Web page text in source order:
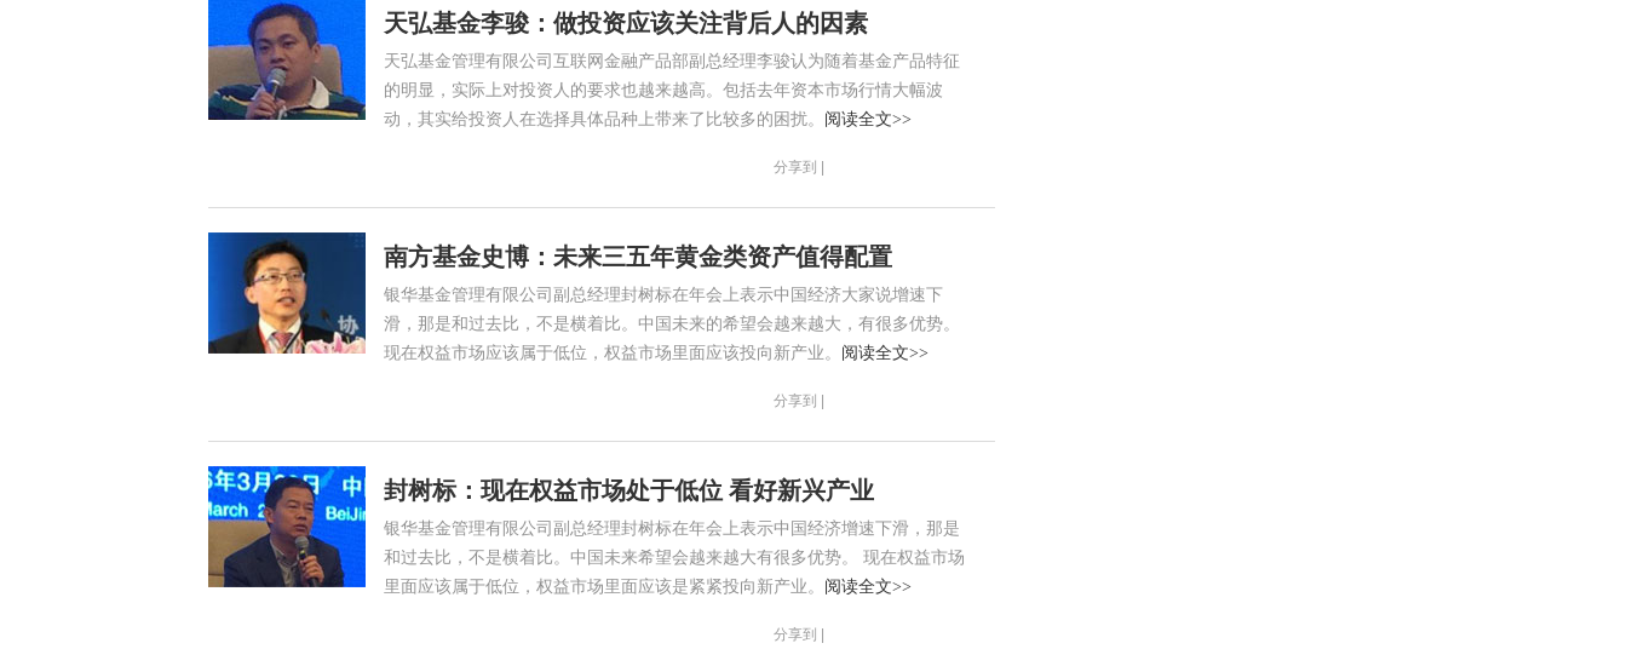
天弘基金李骏：做投资应该关注背后人的因素
天弘基金管理有限公司互联网金融产品部副总经理李骏认为随着基金产品特征
的明显，实际上对投资人的要求也越来越高。包括去年资本市场行情大幅波
动，其实给投资人在选择具体品种上带来了比较多的困扰。 阅读全文>>
分享到 |
南方基金史博：未来三五年黄金类资产值得配置
银华基金管理有限公司副总经理封树标在年会上表示中国经济大家说增速下
滑，那是和过去比，不是横着比。中国未来的希望会越来越大，有很多优势。
现在权益市场应该属于低位，权益市场里面应该投向新产业。 阅读全文>>
分享到 |
封树标：现在权益市场处于低位 看好新兴产业
银华基金管理有限公司副总经理封树标在年会上表示中国经济增速下滑，那是
和过去比，不是横着比。中国未来希望会越来越大有很多优势。 现在权益市场
里面应该属于低位，权益市场里面应该是紧紧投向新产业。 阅读全文>>
分享到 |